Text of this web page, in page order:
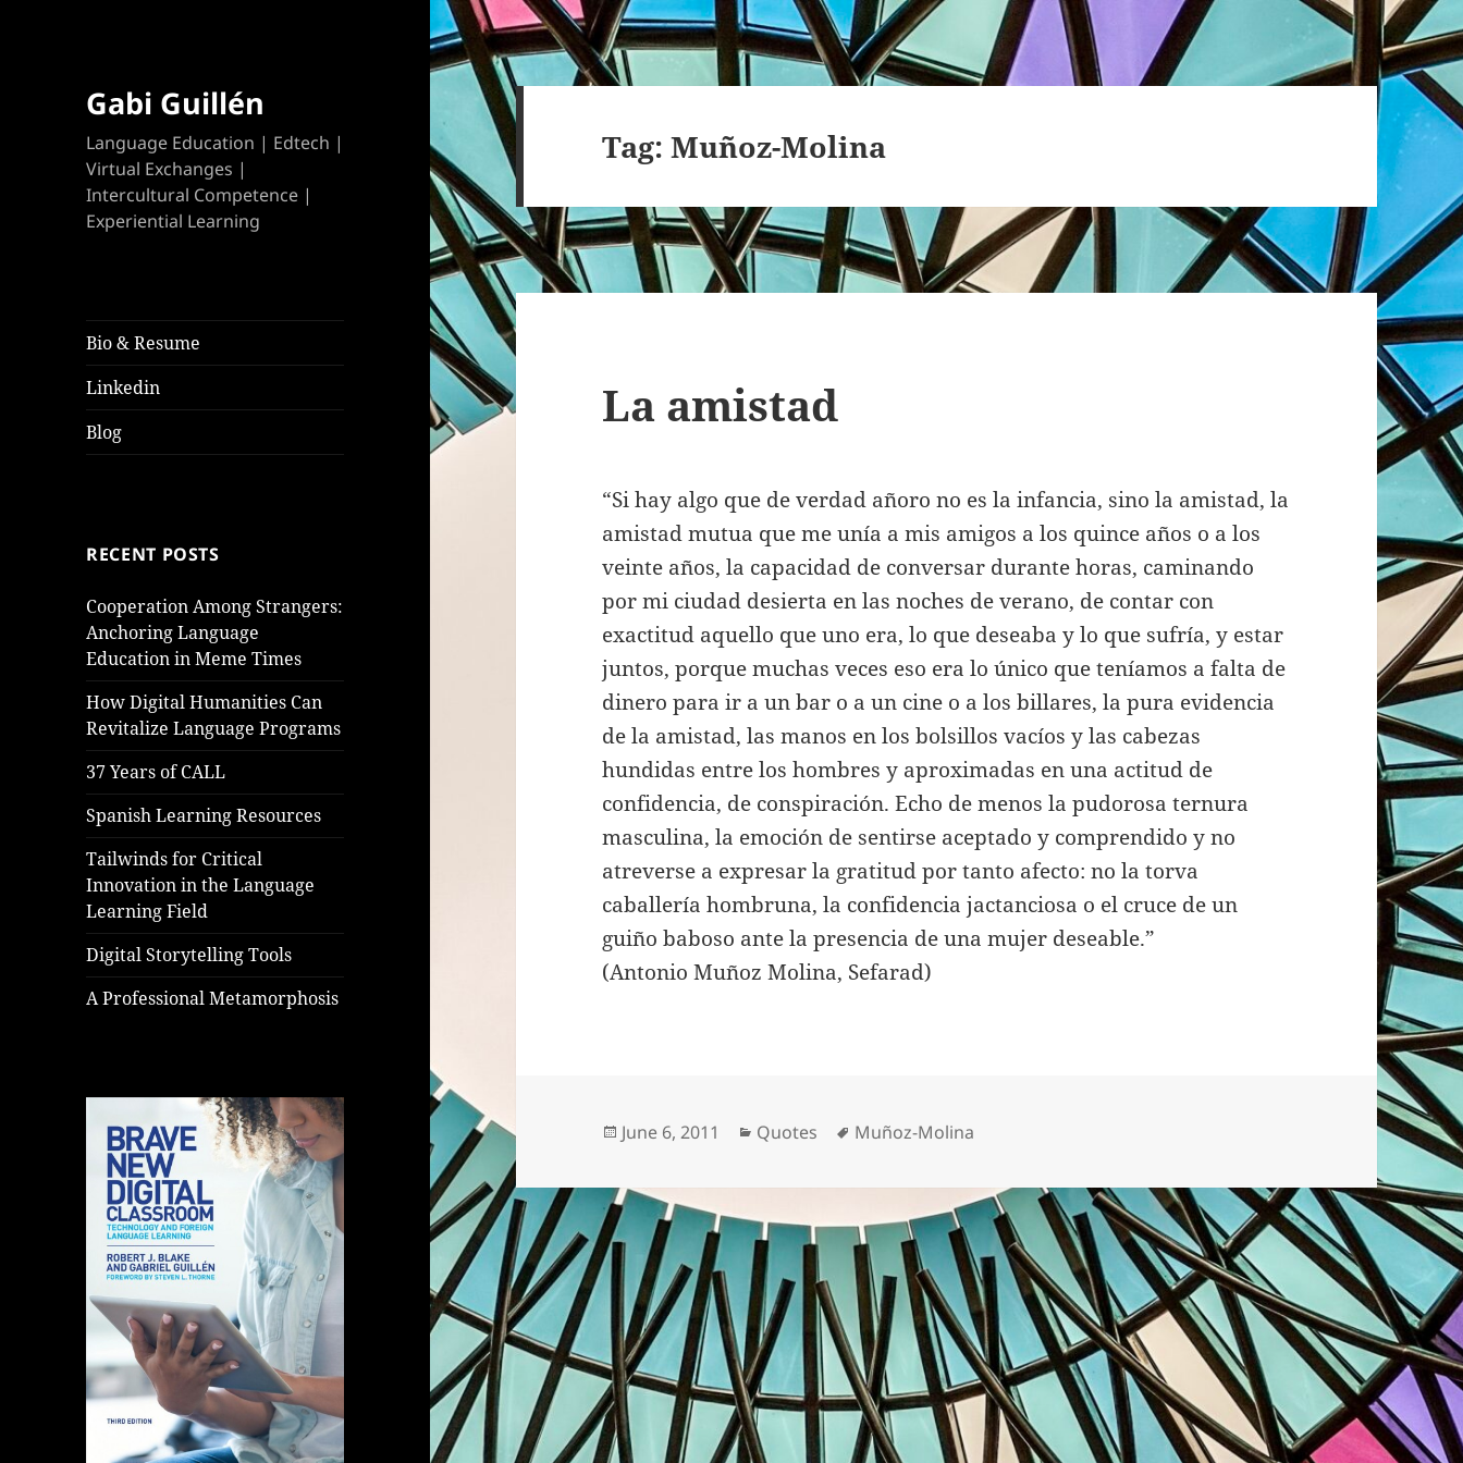
Gabi Guillén
Language Education | Edtech |
Virtual Exchanges |
Intercultural Competence |
Experiential Learning
Bio & Resume
Linkedin
Blog
RECENT POSTS
Cooperation Among Strangers:
Anchoring Language
Education in Meme Times
How Digital Humanities Can
Revitalize Language Programs
37 Years of CALL
Spanish Learning Resources
Tailwinds for Critical
Innovation in the Language
Learning Field
Digital Storytelling Tools
A Professional Metamorphosis
Tag:Muñoz-Molina
La amistad
“Si hay algo que de verdad añoro no es la infancia, sino la amistad, la
amistad mutua que me unía a mis amigos a los quince años o a los
veinte años, la capacidad de conversar durante horas, caminando
por mi ciudad desierta en las noches de verano, de contar con
exactitud aquello que uno era, lo que deseaba y lo que sufría, y estar
juntos, porque muchas veces eso era lo único que teníamos a falta de
dinero para ir a un bar o a un cine o a los billares, la pura evidencia
de la amistad, las manos en los bolsillos vacíos y las cabezas
hundidas entre los hombres y aproximadas en una actitud de
confidencia, de conspiración. Echo de menos la pudorosa ternura
masculina, la emoción de sentirse aceptado y comprendido y no
atreverse a expresar la gratitud por tanto afecto: no la torva
caballería hombruna, la confidencia jactanciosa o el cruce de un
guiño baboso ante la presencia de una mujer deseable.”
(Antonio Muñoz Molina, Sefarad)
Posted
June 6, 2011 Categories
Quotes Tags
Muñoz-Molina